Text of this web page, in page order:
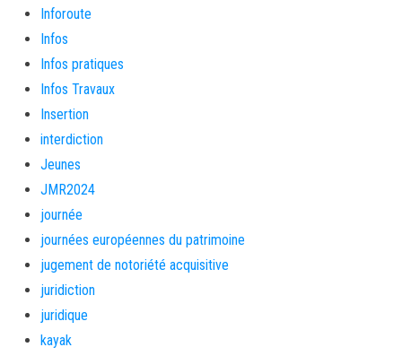
Inforoute
Infos
Infos pratiques
Infos Travaux
Insertion
interdiction
Jeunes
JMR2024
journée
journées européennes du patrimoine
jugement de notoriété acquisitive
juridiction
juridique
kayak